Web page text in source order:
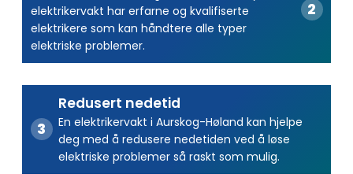
elektrikervakt har erfarne og kvalifiserte
elektrikere som kan håndtere alle typer
elektriske problemer.
Redusert nedetid
En elektrikervakt i Aurskog-Høland kan hjelpe
deg med å redusere nedetiden ved å løse
elektriske problemer så raskt som mulig.